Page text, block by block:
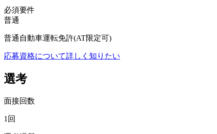
必須要件
普通
普通自動車運転免許(AT限定可)
応募資格について詳しく知りたい
選考
面接回数
1回